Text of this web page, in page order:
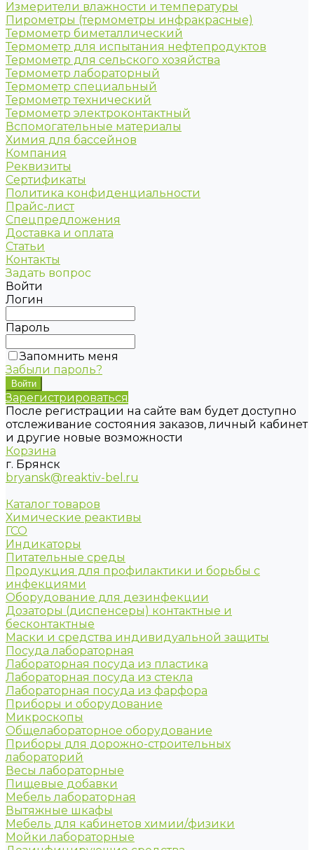
Измерители влажности и температуры
Пирометры (термометры инфракрасные)
Термометр биметаллический
Термометр для испытания нефтепродуктов
Термометр для сельского хозяйства
Термометр лабораторный
Термометр специальный
Термометр технический
Термометр электроконтактный
Вспомогательные материалы
Химия для бассейнов
Компания
Реквизиты
Сертификаты
Политика конфиденциальности
Прайс-лист
Спецпредложения
Доставка и оплата
Статьи
Контакты
Задать вопрос
Войти
Логин
Пароль
Запомнить меня
Забыли пароль?
Зарегистрироваться
После регистрации на сайте вам будет доступно
отслеживание состояния заказов, личный кабинет
и другие новые возможности
Корзина
г. Брянск
bryansk@reaktiv-bel.ru
Каталог товаров
Химические реактивы
ГСО
Индикаторы
Питательные среды
Продукция для профилактики и борьбы с
инфекциями
Оборудование для дезинфекции
Дозаторы (диспенсеры) контактные и
бесконтактные
Маски и средства индивидуальной защиты
Посуда лабораторная
Лабораторная посуда из пластика
Лабораторная посуда из стекла
Лабораторная посуда из фарфора
Приборы и оборудование
Микроскопы
Общелабораторное оборудование
Приборы для дорожно-строительных
лабораторий
Весы лабораторные
Пищевые добавки
Мебель лабораторная
Вытяжные шкафы
Мебель для кабинетов химии/физики
Мойки лабораторные